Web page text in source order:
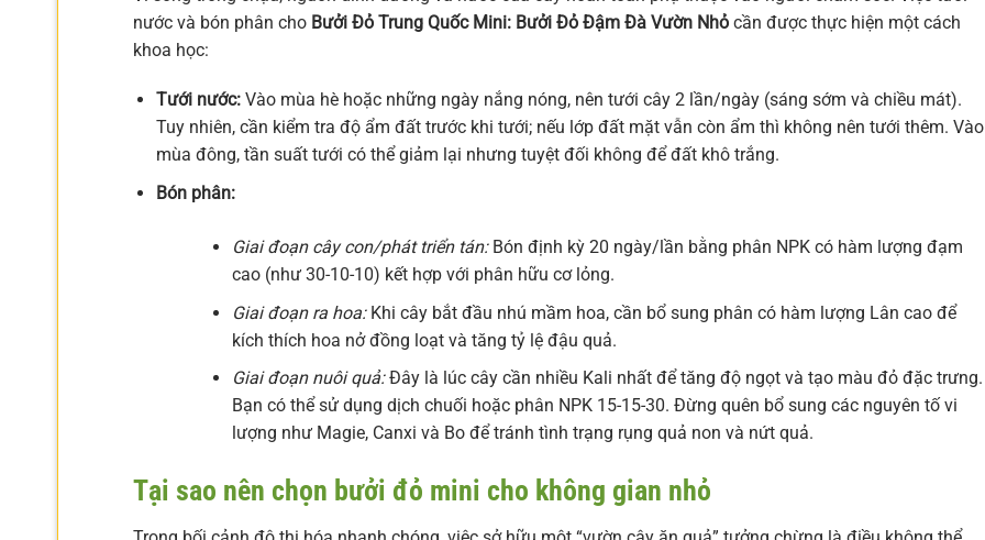
nước và bón phân cho Bưởi Đỏ Trung Quốc Mini: Bưởi Đỏ Đậm Đà Vườn Nhỏ cần được thực hiện một cách
khoa học:
Tưới nước:Vào mùa hè hoặc những ngày nắng nóng, nên tưới cây 2 lần/ngày (sáng sớm và chiều mát).
Tuy nhiên, cần kiểm tra độ ẩm đất trước khi tưới; nếu lớp đất mặt vẫn còn ẩm thì không nên tưới thêm. Vào
mùa đông, tần suất tưới có thể giảm lại nhưng tuyệt đối không để đất khô trắng.
Bón phân:
Giai đoạn cây con/phát triển tán:Bón định kỳ 20 ngày/lần bằng phân NPK có hàm lượng đạm
cao (như 30-10-10) kết hợp với phân hữu cơ lỏng.
Giai đoạn ra hoa:Khi cây bắt đầu nhú mầm hoa, cần bổ sung phân có hàm lượng Lân cao để
kích thích hoa nở đồng loạt và tăng tỷ lệ đậu quả.
Giai đoạn nuôi quả:Đây là lúc cây cần nhiều Kali nhất để tăng độ ngọt và tạo màu đỏ đặc trưng.
Bạn có thể sử dụng dịch chuối hoặc phân NPK 15-15-30. Đừng quên bổ sung các nguyên tố vi
lượng như Magie, Canxi và Bo để tránh tình trạng rụng quả non và nứt quả.
Tại sao nên chọn bưởi đỏ mini cho không gian nhỏ